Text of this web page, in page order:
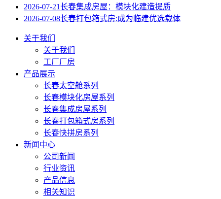
2026-07-21长春集成房屋：模块化建造提质
2026-07-08长春打包箱式房:成为临建优选载体
关于我们
关于我们
工厂厂房
产品展示
长春太空舱系列
长春模块化房屋系列
长春集成房屋系列
长春打包箱式房系列
长春快拼房系列
新闻中心
公司新闻
行业资讯
产品信息
相关知识